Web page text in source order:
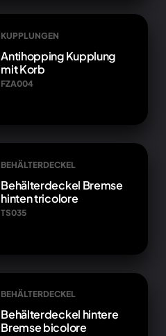
KUPPLUNGEN
Antihopping Kupplung
mit Korb
FZA004
BEHÄLTERDECKEL
Behälterdeckel Bremse
hinten tricolore
TS035
BEHÄLTERDECKEL
Behälterdeckel hintere
Bremse bicolore